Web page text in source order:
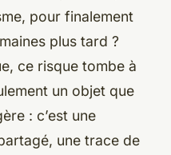
pour finalement
plus tard ?
ce risque tombe à
un objet que
: c’est une
une trace de